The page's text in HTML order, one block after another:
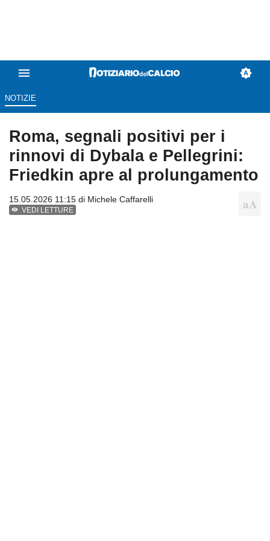
NOTIZIE
Roma, segnali positivi per i
rinnovi di Dybala e Pellegrini:
Friedkin apre al prolungamento
15.05.2026 11:15 di Michele Caffarelli
VEDI LETTURE